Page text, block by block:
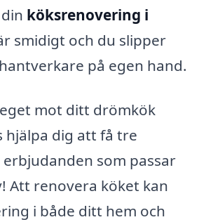
köksrenovering i
smidigt och du slipper
på egen hand.
mot ditt drömkök
hjälpa dig att få tre
som passar
Att renovera köket kan
i både ditt hem och